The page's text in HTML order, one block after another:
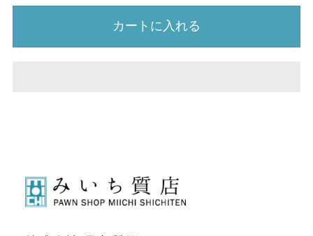
カートに入れる